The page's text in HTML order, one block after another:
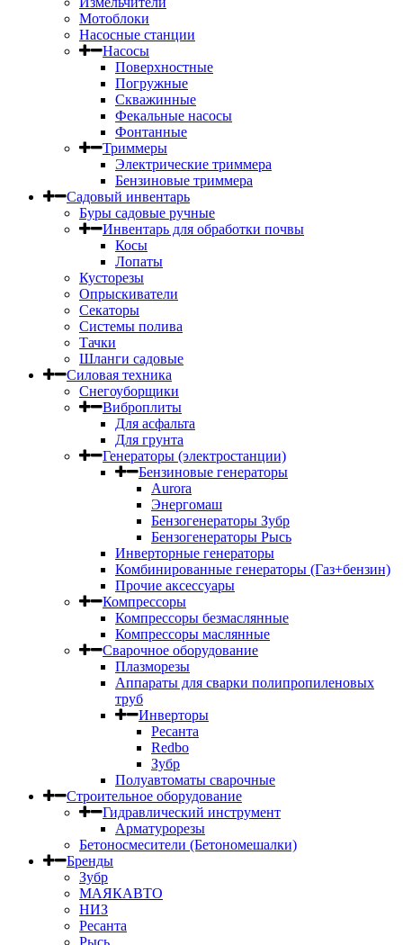
Мотоблоки
Насосные станции
Насосы
Поверхностные
Погружные
Скважинные
Фекальные насосы
Фонтанные
Триммеры
Электрические триммера
Бензиновые триммера
Садовый инвентарь
Буры садовые ручные
Инвентарь для обработки почвы
Косы
Лопаты
Кусторезы
Опрыскиватели
Секаторы
Системы полива
Тачки
Шланги садовые
Силовая техника
Снегоуборщики
Виброплиты
Для асфальта
Для грунта
Генераторы (электростанции)
Бензиновые генераторы
Aurora
Энергомаш
Бензогенераторы Зубр
Бензогенераторы Рысь
Инверторные генераторы
Комбинированные генераторы (Газ+бензин)
Прочие аксессуары
Компрессоры
Компрессоры безмаслянные
Компрессоры маслянные
Сварочное оборудование
Плазморезы
Аппараты для сварки полипропиленовых
труб
Инверторы
Ресанта
Redbo
Зубр
Полуавтоматы сварочные
Строительное оборудование
Гидравлический инструмент
Арматурорезы
Бетоносмесители (Бетономешалки)
Бренды
Зубр
МАЯКАВТО
НИЗ
Ресанта
Рысь